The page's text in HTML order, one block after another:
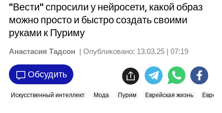
"Вести" спросили у нейросети, какой образ
можно просто и быстро создать своими
руками к Пуриму
Анастасия Тадсон | Опубликовано: 13.03.25 | 07:19
Обсудить
Искусственный интеллект Мода Пурим Еврейская жизнь